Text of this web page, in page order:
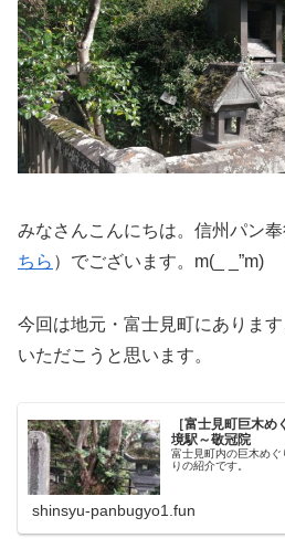
みなさんこんにちは。信州パン
ちら ）でございます。m(_ _”m)
今回は地元・富士見町にありま
いただこうと思います。
［富士見町巨木
境駅～敬冠院
富士見町内の巨木め
りの紹介です。
shinsyu-panbugyo1.fun